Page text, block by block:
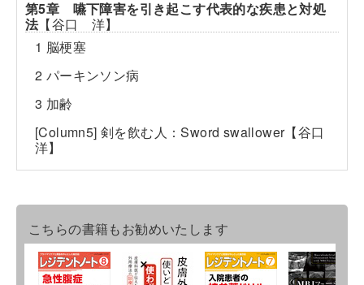
第5章 嚥下障害を引き起こす代表的な疾患と対処
法【谷口 洋】
1 脳梗塞
2 パーキンソン病
3 加齢
[Column5] 剣を飲む人：Sword swallower【谷口
洋】
こちらの書籍もお勧めいたします